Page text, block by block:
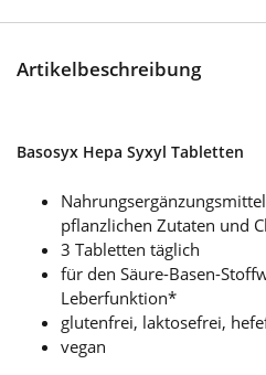
Artikelbeschreibung
Basosyx Hepa Syxyl Tabletten
pflanzlichen Zutaten und
3 Tabletten täglich
für den Säure-Basen-
Leberfunktion*
glutenfrei, laktosefrei,
vegan